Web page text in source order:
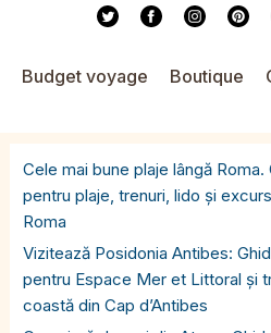
Budget voyage Boutique
Cele mai bune plaje lângă
pentru plaje, trenuri, lido și
Roma
Vizitează Posidonia Antibes:
pentru Espace Mer et Littoral și
coastă din Cap d’Antibes